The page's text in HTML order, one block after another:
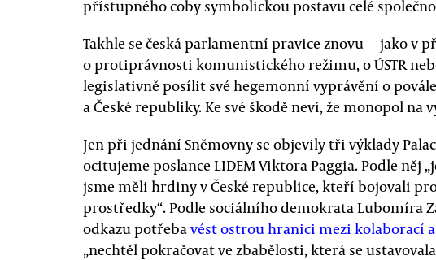
přístupného coby symbolickou postavu celé
Takhle se česká parlamentní pravice znovu — jako v
o protiprávnosti komunistického režimu, o ÚSTR
legislativně posílit své hegemonní vyprávění o
a České republiky. Ke své škodě neví, že monopol
Jen při jednání Sněmovny se objevily tři výklady
ocitujeme poslance LIDEM Viktora Paggia. Podle něj
jsme měli hrdiny v České republice, kteří bojovali
prostředky“. Podle sociálního demokrata Lubomíra
odkazu potřebavést ostrou hranici mezi kolaborací
„nechtěl pokračovat ve zbabělosti, která se